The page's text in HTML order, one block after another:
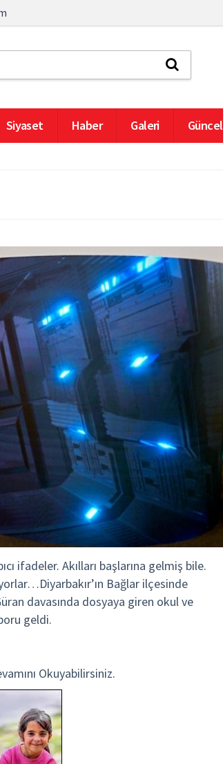
Siyaset Haber Galeri Güncel
ifadeler. Akılları başlarına gelmiş bile.
Bağlar ilçesinde
davasında dosyaya giren okul ve
geldi.
Okuyabilirsiniz.